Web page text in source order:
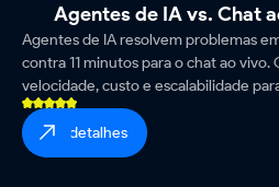
Agentes de IA vs. Chat
realmente aumenta a
Agentes de IA resolvem problemas
contra 11 minutos para o chat ao
velocidade, custo e escalabilidade
para sua equipe de suporte.
ver detalhes